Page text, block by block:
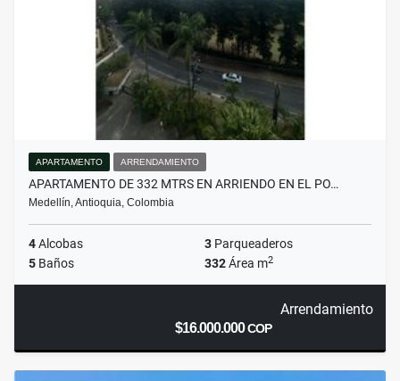
APARTAMENTO ARRENDAMIENTO
APARTAMENTO DE 332 MTRS EN ARRIENDO EN EL PO…
Medellín, Antioquia, Colombia
4Alcobas 3 Parqueaderos
5 Baños 332Área m2
Arrendamiento
$16.000.000COP